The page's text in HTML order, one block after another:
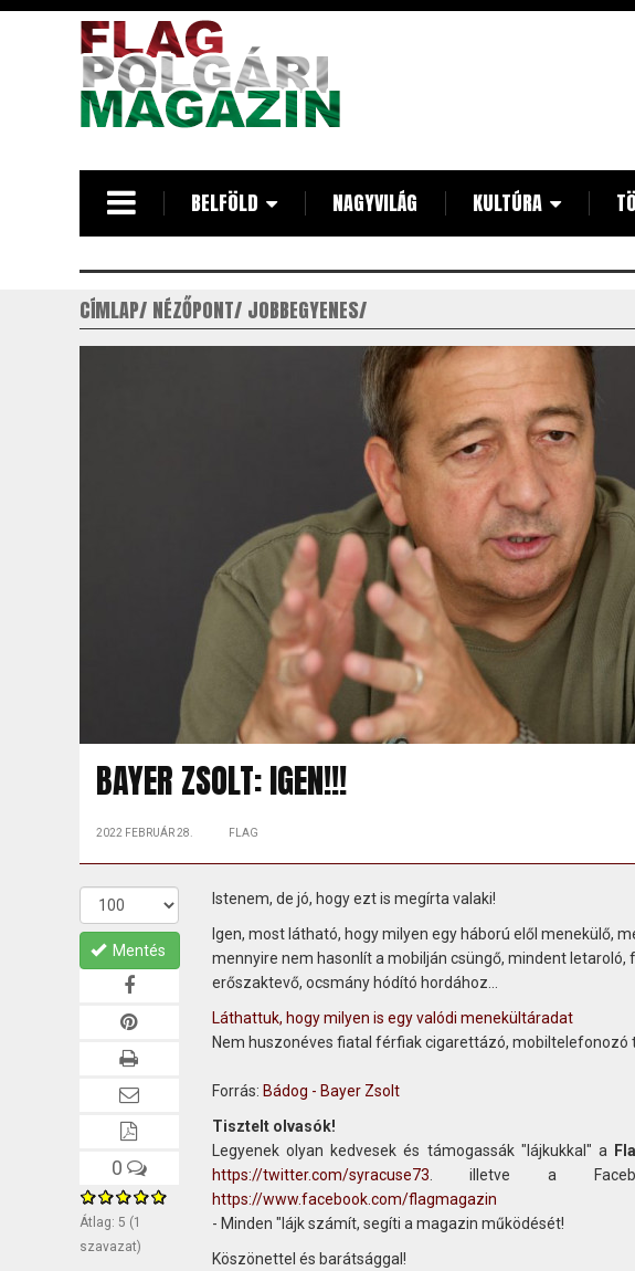
BELFÖLD NAGYVILÁG KULTÚRA
CÍMLAP NÉZŐPONT JOBBEGYENES
BAYER ZSOLT: IGEN!!!
2022 FEBRUÁR 28. FLAG
Mentés
0
Átlag: 5 (1
szavazat)
Istenem, de jó, hogy ezt is megírta valaki!
Igen, most látható, hogy milyen egy háború elől menekülő,
mennyire nem hasonlít a mobilján csüngő, mindent
erőszaktevő, ocsmány hódító hordához…
Láthattuk, hogy milyen is egy valódi menekültáradat
Nem huszonéves fiatal férfiak cigarettázó, mobiltelefonozó
Forrás: Bádog - Bayer Zsolt
Tisztelt olvasók!
Legyenek olyan kedvesek és támogassák "lájkukkal" a
https://twitter.com/syracuse73 . illetve a
https://www.facebook.com/flagmagazin
- Minden "lájk számít, segíti a magazin működését!
Köszönettel és barátsággal!